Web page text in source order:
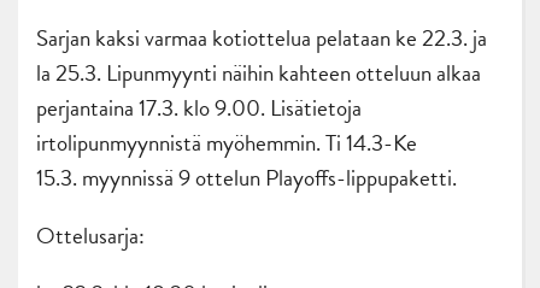
Sarjan kaksi varmaa kotiottelua pelataan ke 22.3. ja
la 25.3. Lipunmyynti näihin kahteen otteluun alkaa
perjantaina 17.3. klo 9.00. Lisätietoja
irtolipunmyynnistä myöhemmin. Ti 14.3-Ke
15.3. myynnissä 9 ottelun Playoffs-lippupaketti.
Ottelusarja: